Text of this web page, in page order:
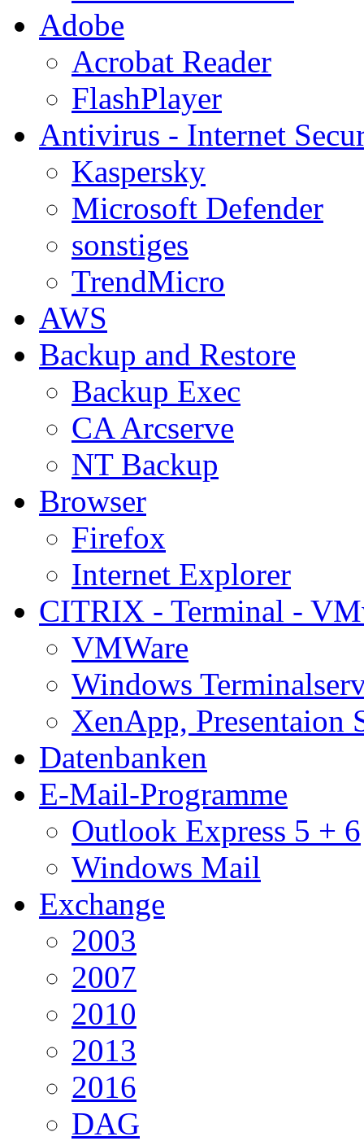
Adobe
Acrobat Reader
FlashPlayer
Antivirus - Internet
Kaspersky
Microsoft Defender
sonstiges
TrendMicro
AWS
Backup and Restore
Backup Exec
CA Arcserve
NT Backup
Browser
Firefox
Internet Explorer
CITRIX - Terminal -
VMWare
Windows
XenApp, Presentaion
Datenbanken
E-Mail-Programme
Outlook Express 5 + 6
Windows Mail
Exchange
2003
2007
2010
2013
2016
DAG